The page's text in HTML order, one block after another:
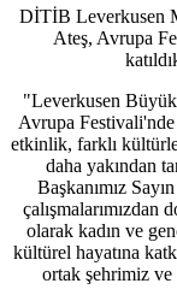
DİTİB Leverkusen
Ateş, Avrupa
"Leverkusen
Avrupa
etkinlik, farklı
daha yakından
Başkanımız
olarak kadın ve
kültürel hayatına
ortak şehrimiz ve